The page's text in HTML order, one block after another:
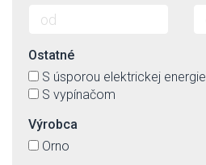
Ostatné
S úsporou elektrickej energie
S vypínačom
Výrobca
Orno